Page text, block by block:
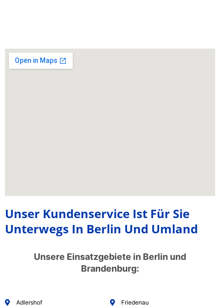
Unser Kundenservice Ist Für Sie
Unterwegs In Berlin Und Umland
Unsere Einsatzgebiete in Berlin und
Brandenburg:
Adlershof
Friedenau